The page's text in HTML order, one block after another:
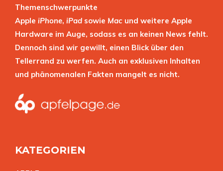
Themenschwerpunkte
Apple iPhone, iPad sowie Mac und weitere Apple
Hardware im Auge, sodass es an keinen News fehlt.
Dennoch sind wir gewillt, einen Blick über den
Tellerrand zu werfen. Auch an exklusiven Inhalten
und phänomenalen Fakten mangelt es nicht.
KATEGORIEN